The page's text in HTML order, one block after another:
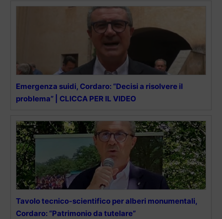
Emergenza suidi, Cordaro: “Decisi a risolvere il
problema” | CLICCA PER IL VIDEO
Tavolo tecnico-scientifico per alberi monumentali,
Cordaro: “Patrimonio da tutelare”